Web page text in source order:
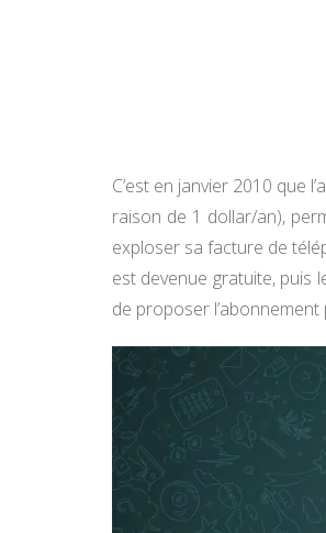
C’est en janvier 2010 que
raison de 1 dollar/an),
exploser sa facture de
est devenue gratuite, puis
de proposer